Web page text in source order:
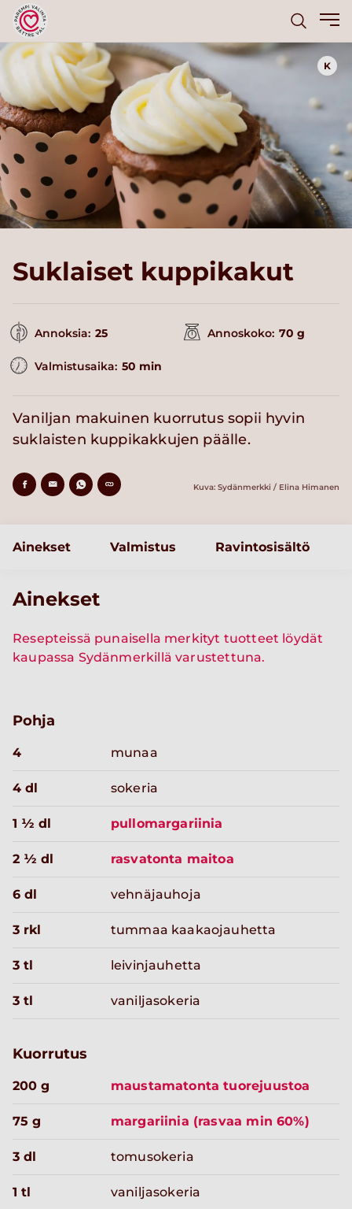
K
Suklaiset kuppikakut
Annoksia: 25 Annoskoko: 70 g
Valmistusaika: 50 min
Vaniljan makuinen kuorrutus sopii hyvin
suklaisten kuppikakkujen päälle.
Kuva: Sydänmerkki / Elina Himanen
Ainekset Valmistus Ravintosisältö
Ainekset
Resepteissä punaisella merkityt tuotteet löydät
kaupassa Sydänmerkillä varustettuna.
Pohja
4 munaa
4 dl sokeria
1 ½ dl pullomargariinia
2 ½ dl rasvatonta maitoa
6 dl vehnäjauhoja
3 rkl tummaa kaakaojauhetta
3 tl leivinjauhetta
3 tl vaniljasokeria
Kuorrutus
200 g maustamatonta tuorejuustoa
75 g margariinia (rasvaa min 60%)
3 dl tomusokeria
1 tl vaniljasokeria